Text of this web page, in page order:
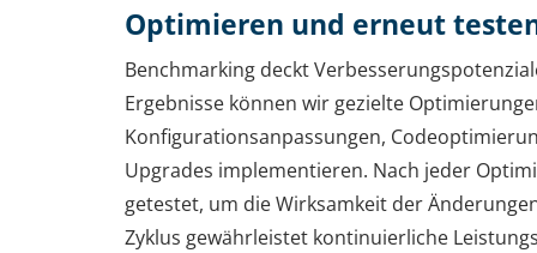
Optimieren und erneut
Benchmarking deckt
Ergebnisse können wir gezielte
Konfigurationsanpassungen,
Upgrades implementieren. Nach jeder
getestet, um die Wirksamkeit der
Zyklus gewährleistet kontinuierliche